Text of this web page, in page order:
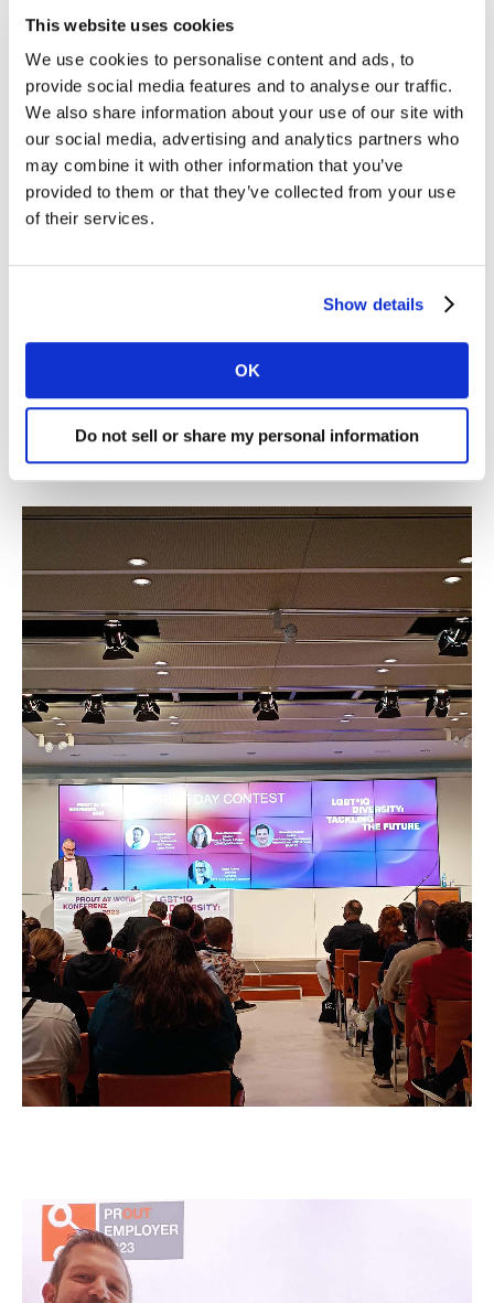
This website uses cookies
We use cookies to personalise content and ads, to
provide social media features and to analyse our traffic.
We also share information about your use of our site with
our social media, advertising and analytics partners who
may combine it with other information that you’ve
provided to them or that they’ve collected from your use
of their services.
Show details
OK
Do not sell or share my personal information
Münchner Kolleginnen und Kollegen zeigte uns, wie
wichtig und wertvoll solche Initiativen sind und dass
Vielfalt und Inklusion bei Kantar im Vordergrund
Bilder von der
Preisverleihung